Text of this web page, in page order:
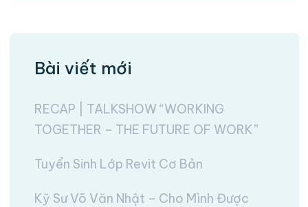
Bài viết mới
RECAP | TALKSHOW “WORKING
TOGETHER – THE FUTURE OF WORK”
Tuyển Sinh Lớp Revit Cơ Bản
Kỹ Sư Võ Văn Nhật – Cho Mình Được